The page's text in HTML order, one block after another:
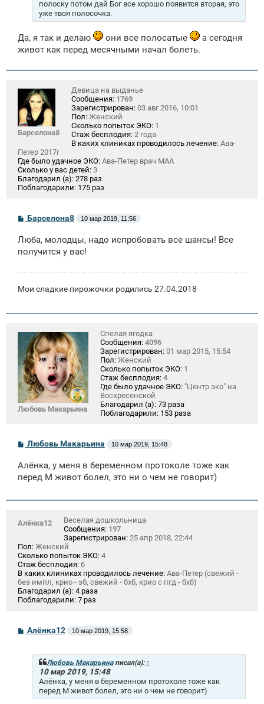
полоску потом дай Бог все хорошо появится вторая, это
уже твоя полосочка.
Да, я так и делаю они все полосатые
а сегодня
живот как перед месячными начал болеть.
Барселона8
Девица на выданье
Сообщения: 1769
Зарегистрирован: 03 авг 2016, 10:01
Пол: Женский
Сколько попыток ЭКО: 1
Стаж бесплодия: 2 года
В каких клиниках проводилось лечение: Ава-
Петер 2017г
Где было удачное ЭКО: Ава-Петер врач МАА
Сколько у вас детей: 3
Благодарил (а): 278 раз
Поблагодарили: 175 раз
С
о
б
щ
Барселона8 10 мар 2019, 11:56
Люба, молодцы, надо испробовать все шансы! Все
получится у вас!
Мои сладкие пирожочки родились 27.04.2018
Любовь Макарьина
Спелая ягодка
Сообщения: 4096
Зарегистрирован: 01 мар 2015, 15:54
Пол: Женский
Сколько попыток ЭКО: 1
Стаж бесплодия: 4
Где было удачное ЭКО: "Центр эко" на
Воскресенской
Благодарил (а): 73 раза
Поблагодарили: 153 раза
С
о
б
щ
и
Любовь Макарьина 10 мар 2019, 15:48
Алёнка, у меня в беременном протоколе тоже как
перед М живот болел, это ни о чем не говорит)
Алёнка12
Веселая дошкольница
Сообщения: 197
Зарегистрирован: 25 апр 2018, 22:44
Пол: Женский
Сколько попыток ЭКО: 4
Стаж бесплодия: 6
В каких клиниках проводилось лечение: Ава-Петер (свежий -
без импл, крио - зб, свежий - бхб, крио с пгд - бхб)
Благодарил (а): 4 раза
Поблагодарили: 7 раз
С
о
Алёнка12 10 мар 2019, 15:58
Любовь Макарьинаписал(а): ↑
10 мар 2019, 15:48
Алёнка, у меня в беременном протоколе тоже как
перед М живот болел, это ни о чем не говорит)